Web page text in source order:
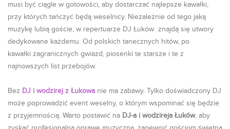
musi być ciągle w gotowości, aby dostarczać najlepsze kawałki,
przy których tańczyć będą weselnicy. Niezależnie od tego jaką
muzykę lubią goście, w repertuarze DJ Łuków znajdą się utwory
dedykowane każdemu. Od polskich tanecznych hitów, po
kawałki zagranicznych gwiazd, piosenki te starsze i te z
najnowszych list przebojów.
Bez DJ i wodzirej z Łukowa nie ma zabawy. Tylko doświadczony DJ
może poprowadzić event weselny, o którym wspominać się będzie
z przyjemnością. Warto postawić na DJ-a i wodzireja Łuków, aby